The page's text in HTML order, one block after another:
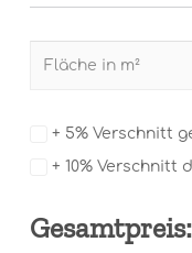
+ 5% Verschnitt
+ 10% Verschnitt
Gesamtpreis: